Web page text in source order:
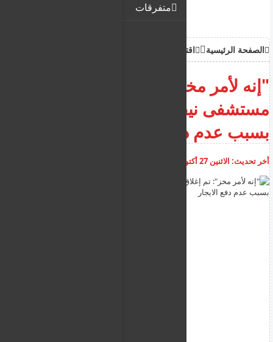
متفرقات
الصفحة الرئيسية اقتصاد
"إنه لأمر مخز": تم إغلاق كافتيريا
مستشفى نيقوسيا العام منذ أيام
بسبب عدم دفع الايجار
أخر تحديث: الاثنين 27 أكتوبر 2025